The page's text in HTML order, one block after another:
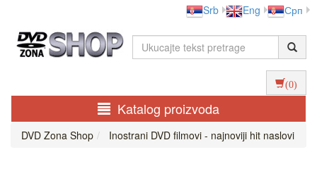
Srb Eng Срп
(0)
Katalog proizvoda
DVD Zona Shop Inostrani DVD filmovi - najnoviji hit naslovi